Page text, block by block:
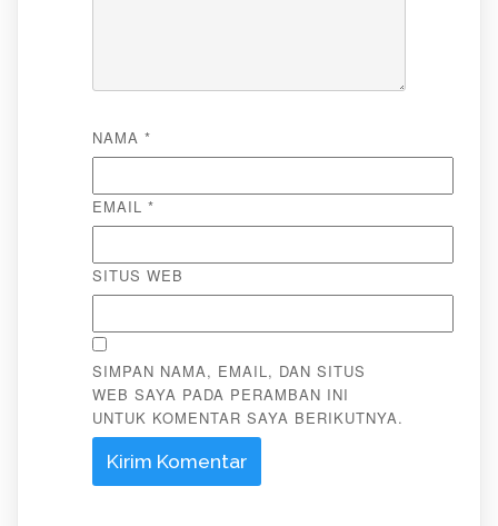
NAMA *
EMAIL *
SITUS WEB
SIMPAN NAMA, EMAIL, DAN SITUS
WEB SAYA PADA PERAMBAN INI
UNTUK KOMENTAR SAYA BERIKUTNYA.